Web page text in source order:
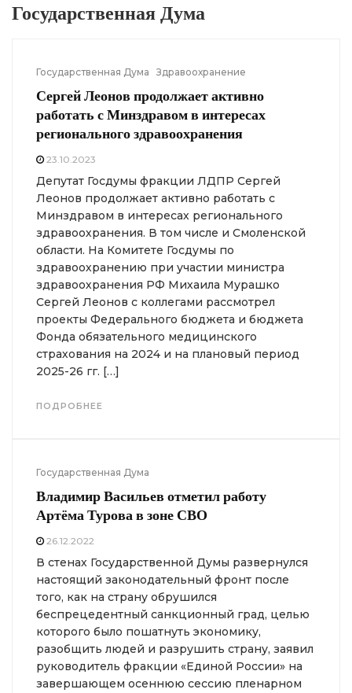
Государственная Дума
Государственная Дума Здравоохранение
Сергей Леонов продолжает активно
работать с Минздравом в интересах
регионального здравоохранения
23.10.2023
Депутат Госдумы фракции ЛДПР Сергей
Леонов продолжает активно работать с
Минздравом в интересах регионального
здравоохранения. В том числе и Смоленской
области. На Комитете Госдумы по
здравоохранению при участии министра
здравоохранения РФ Михаила Мурашко
Сергей Леонов с коллегами рассмотрел
проекты Федерального бюджета и бюджета
Фонда обязательного медицинского
страхования на 2024 и на плановый период
2025-26 гг. […]
ПОДРОБНЕЕ
Государственная Дума
Владимир Васильев отметил работу
Артёма Турова в зоне СВО
26.12.2022
В стенах Государственной Думы развернулся
настоящий законодательный фронт после
того, как на страну обрушился
беспрецедентный санкционный град, целью
которого было пошатнуть экономику,
разобщить людей и разрушить страну, заявил
руководитель фракции «Единой России» на
завершающем осеннюю сессию пленарном